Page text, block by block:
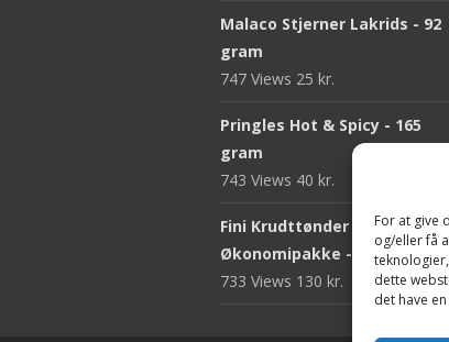
For at give
og/eller få
dette
det have
Malaco Stjerner Lakrids - 92
gram
747 Views 25 kr.
Pringles Hot & Spicy - 165
gram
743 Views 40 kr.
Fini Krudttønder
Økonomipakke - 1 kg
733 Views 130 kr.